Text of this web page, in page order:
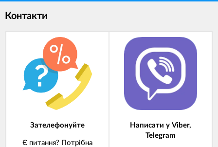
Контакти
Зателефонуйте
Є питання? Потрібна
Написати у Viber,
Telegram